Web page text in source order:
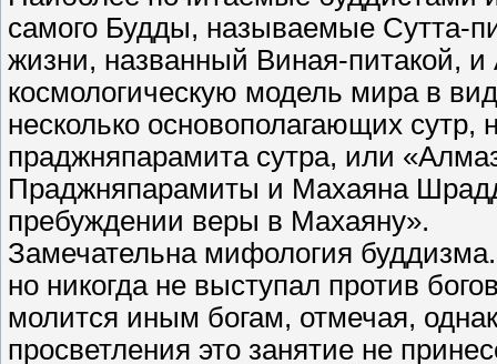
самого Будды, называемые Сутта-
жизни, названный Виная-питакой,
космологическую модель мира в
несколько основополагающих
праджняпарамита сутра, или
Праджняпарамиты и Махаяна
пребуждении веры в Махаяну».
Замечательна мифология
но никогда не выступал против
молится иным богам, отмечая,
просветления это занятие не